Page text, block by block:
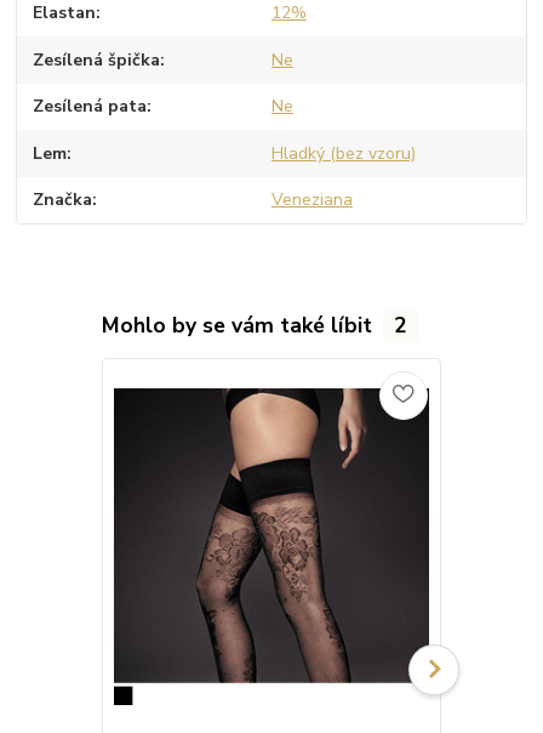
Elastan 12%
Zesílená špička Ne
Zesílená pata Ne
Lem Hladký (bez vzoru)
Značka Veneziana
Mohlo by se vám také líbit 2